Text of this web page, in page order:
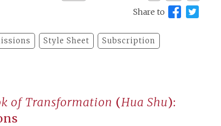
Share to
Style Sheet Subscription
of Transformation (Hua Shu):